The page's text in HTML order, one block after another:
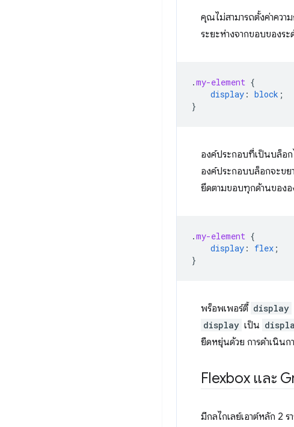
คุณไม่สามารถตั้งค่าควา
ระยะห่างจากขอบของร
.my-element {
display : block ;
}
องค์ประกอบที่เป็นบล็อก
องค์ประกอบบล็อกจะข
ยึดตามขอบทุกด้านของ
.my-element {
display : flex ;
}
พร็อพเพอร์ตี้ display
display เป็น
ยืดหยุ่นด้วย การดำเนิน
Flexbox และ
มีกลไกเลย์เอาต์หลัก 2 ร